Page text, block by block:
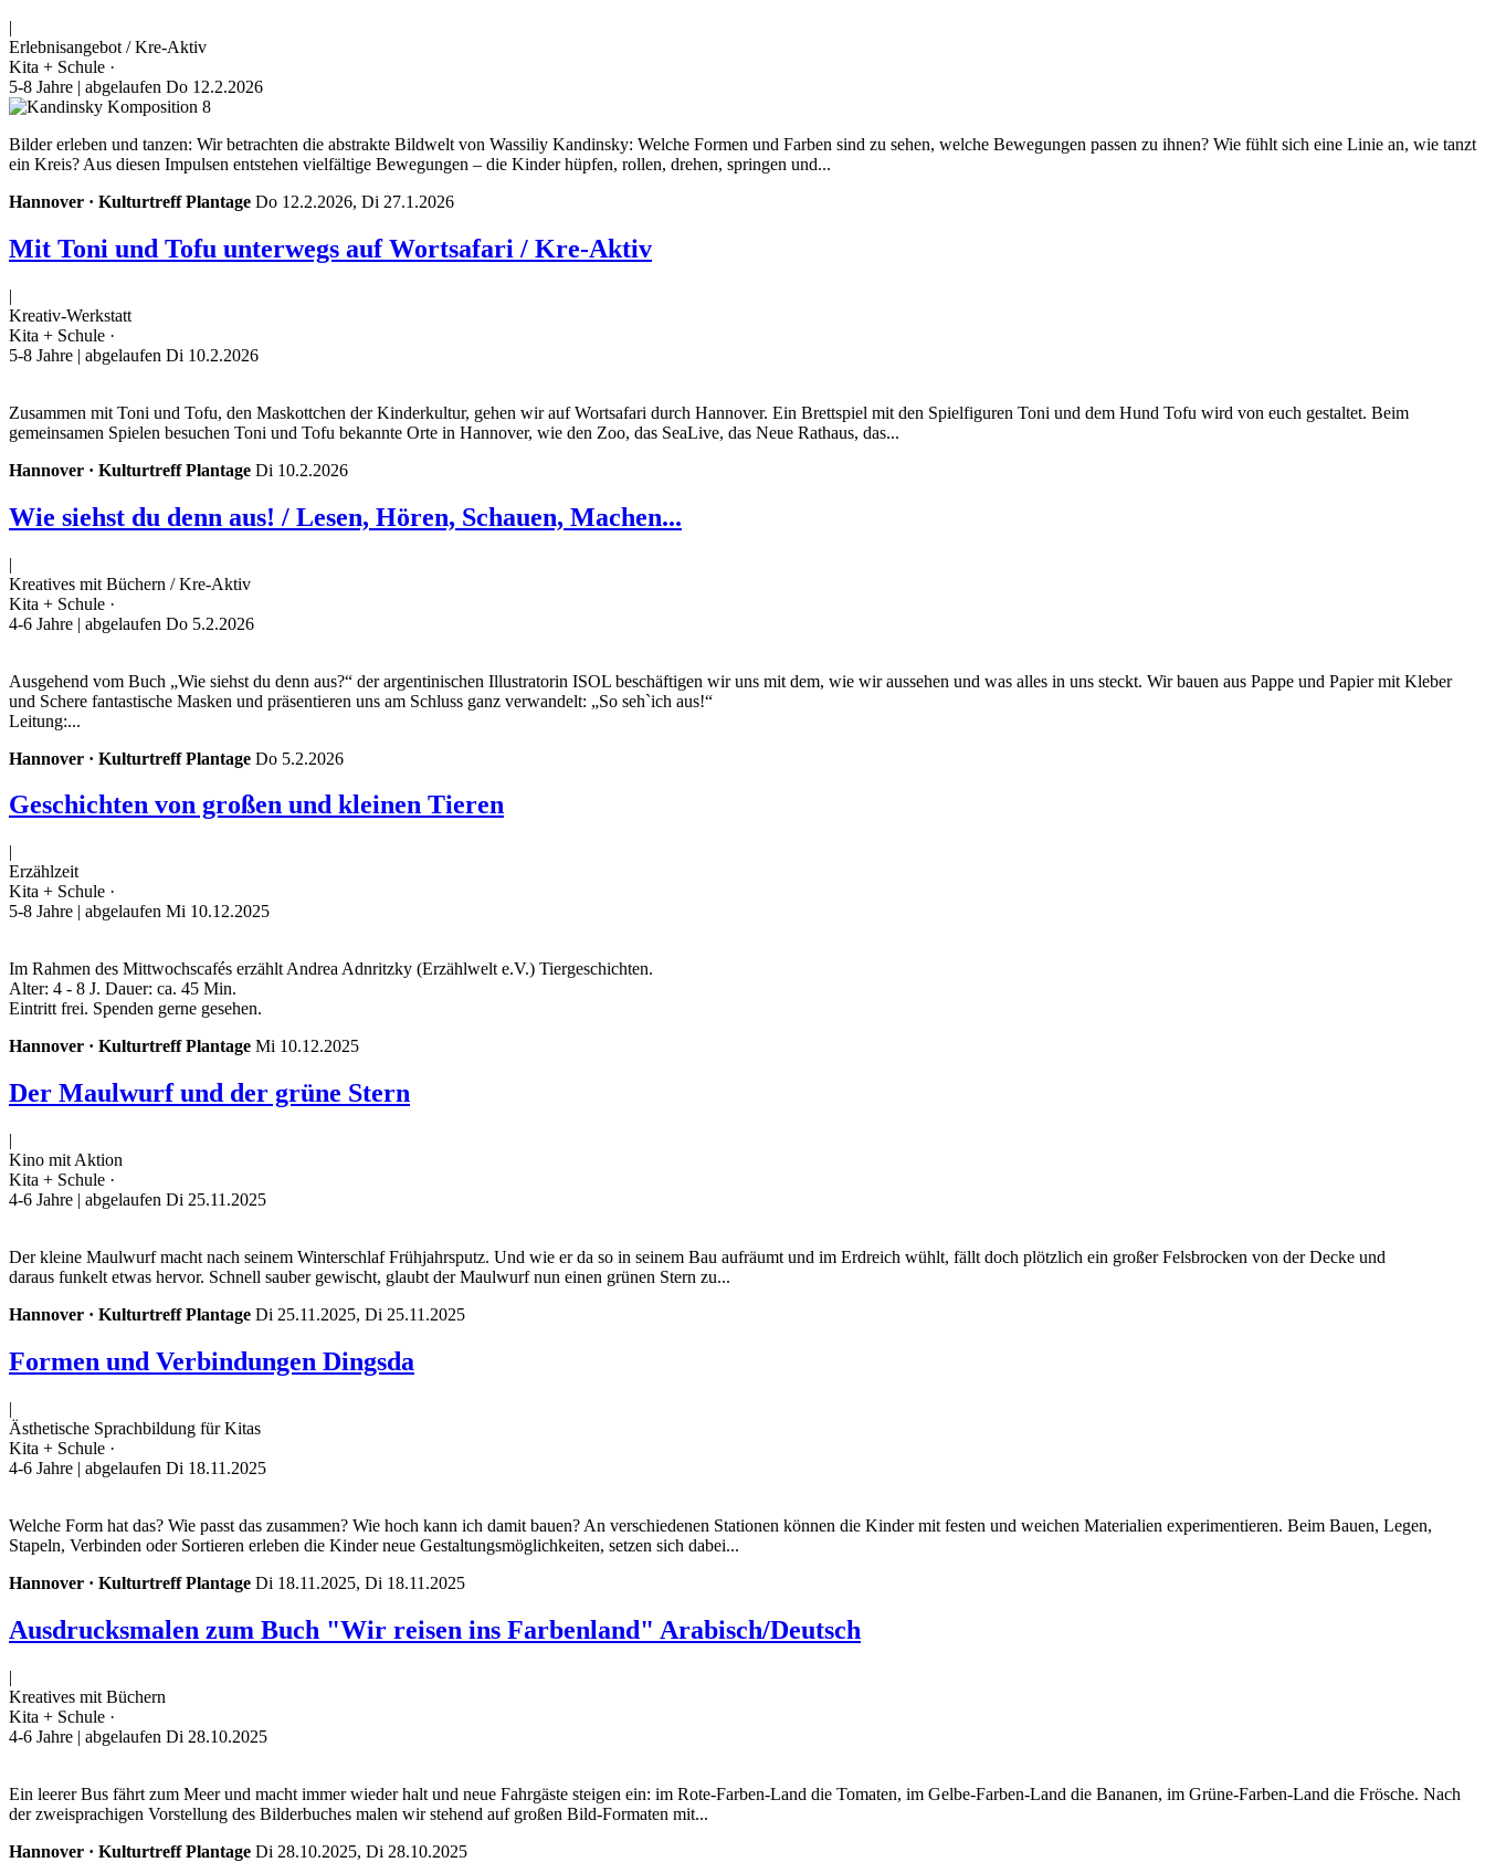
|
Erlebnisangebot / Kre-Aktiv
Kita + Schule ·
5-8 Jahre | abgelaufen Do 12.2.2026
Bilder erleben und tanzen: Wir betrachten die abstrakte Bildwelt von Wassiliy Kandinsky: Welche Formen und Farben sind zu sehen, welche Bewegungen passen zu ihnen? Wie fühlt sich eine Linie an, wie tanzt
ein Kreis? Aus diesen Impulsen entstehen vielfältige Bewegungen – die Kinder hüpfen, rollen, drehen, springen und...
Hannover · Kulturtreff Plantage Do 12.2.2026, Di 27.1.2026
Mit Toni und Tofu unterwegs auf Wortsafari / Kre-Aktiv
|
Kreativ-Werkstatt
Kita + Schule ·
5-8 Jahre | abgelaufen Di 10.2.2026
Zusammen mit Toni und Tofu, den Maskottchen der Kinderkultur, gehen wir auf Wortsafari durch Hannover. Ein Brettspiel mit den Spielfiguren Toni und dem Hund Tofu wird von euch gestaltet. Beim
gemeinsamen Spielen besuchen Toni und Tofu bekannte Orte in Hannover, wie den Zoo, das SeaLive, das Neue Rathaus, das...
Hannover · Kulturtreff Plantage Di 10.2.2026
Wie siehst du denn aus! / Lesen, Hören, Schauen, Machen...
|
Kreatives mit Büchern / Kre-Aktiv
Kita + Schule ·
4-6 Jahre | abgelaufen Do 5.2.2026
Ausgehend vom Buch „Wie siehst du denn aus?“ der argentinischen Illustratorin ISOL beschäftigen wir uns mit dem, wie wir aussehen und was alles in uns steckt. Wir bauen aus Pappe und Papier mit Kleber
und Schere fantastische Masken und präsentieren uns am Schluss ganz verwandelt: „So seh`ich aus!“
Leitung:...
Hannover · Kulturtreff Plantage Do 5.2.2026
Geschichten von großen und kleinen Tieren
|
Erzählzeit
Kita + Schule ·
5-8 Jahre | abgelaufen Mi 10.12.2025
Im Rahmen des Mittwochscafés erzählt Andrea Adnritzky (Erzählwelt e.V.) Tiergeschichten.
Alter: 4 - 8 J. Dauer: ca. 45 Min.
Eintritt frei. Spenden gerne gesehen.
Hannover · Kulturtreff Plantage Mi 10.12.2025
Der Maulwurf und der grüne Stern
|
Kino mit Aktion
Kita + Schule ·
4-6 Jahre | abgelaufen Di 25.11.2025
Der kleine Maulwurf macht nach seinem Winterschlaf Frühjahrsputz. Und wie er da so in seinem Bau aufräumt und im Erdreich wühlt, fällt doch plötzlich ein großer Felsbrocken von der Decke und
daraus funkelt etwas hervor. Schnell sauber gewischt, glaubt der Maulwurf nun einen grünen Stern zu...
Hannover · Kulturtreff Plantage Di 25.11.2025, Di 25.11.2025
Formen und Verbindungen Dingsda
|
Ästhetische Sprachbildung für Kitas
Kita + Schule ·
4-6 Jahre | abgelaufen Di 18.11.2025
Welche Form hat das? Wie passt das zusammen? Wie hoch kann ich damit bauen? An verschiedenen Stationen können die Kinder mit festen und weichen Materialien experimentieren. Beim Bauen, Legen,
Stapeln, Verbinden oder Sortieren erleben die Kinder neue Gestaltungsmöglichkeiten, setzen sich dabei...
Hannover · Kulturtreff Plantage Di 18.11.2025, Di 18.11.2025
Ausdrucksmalen zum Buch "Wir reisen ins Farbenland" Arabisch/Deutsch
|
Kreatives mit Büchern
Kita + Schule ·
4-6 Jahre | abgelaufen Di 28.10.2025
Ein leerer Bus fährt zum Meer und macht immer wieder halt und neue Fahrgäste steigen ein: im Rote-Farben-Land die Tomaten, im Gelbe-Farben-Land die Bananen, im Grüne-Farben-Land die Frösche. Nach
der zweisprachigen Vorstellung des Bilderbuches malen wir stehend auf großen Bild-Formaten mit...
Hannover · Kulturtreff Plantage Di 28.10.2025, Di 28.10.2025